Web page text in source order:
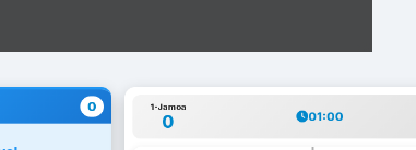
0 1-Jamoa
0 01:00